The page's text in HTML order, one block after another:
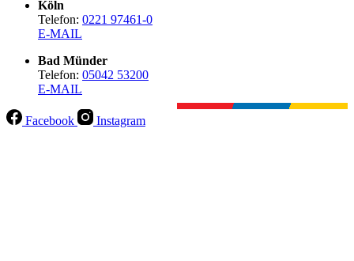
Köln
Telefon: 0221 97461-0
E-MAIL
Bad Münder
Telefon: 05042 53200
E-MAIL
Facebook Instagram